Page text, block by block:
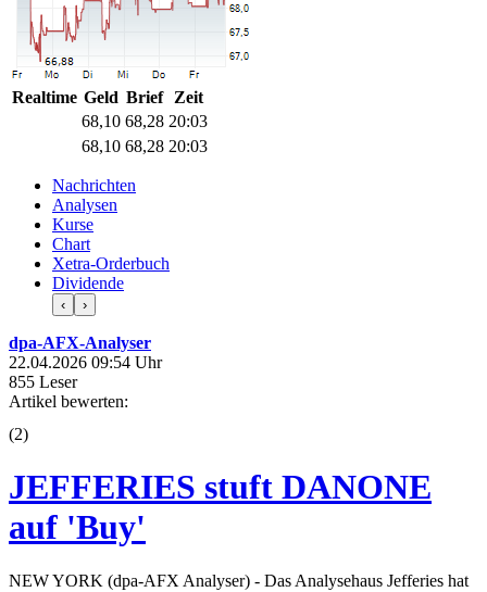
Realtime Geld Brief
Zeit
68,10 68,28 20:03
68,10 68,28 20:03
Nachrichten
Analysen
Kurse
Chart
Xetra-Orderbuch
Dividende
‹ ›
dpa-AFX-Analyser
22.04.2026 09:54 Uhr
855 Leser
Artikel bewerten:
(2)
JEFFERIES stuft DANONE
auf 'Buy'
NEW YORK (dpa-AFX Analyser) - Das Analysehaus Jefferies hat